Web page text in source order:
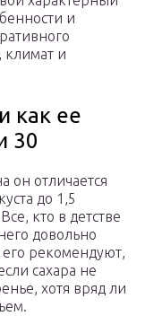
и
климат и
как ее
30
он отличается
до 1,5
кто в детстве
довольно
рекомендуют,
сахара не
хотя вряд ли